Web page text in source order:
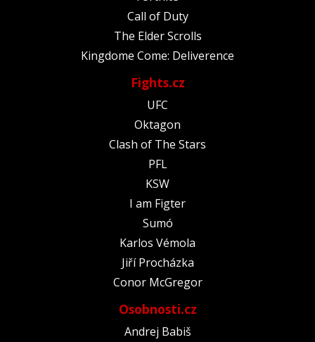
Call of Duty
The Elder Scrolls
Kingdome Come: Deliverence
Fights.cz
UFC
Oktagon
Clash of The Stars
PFL
KSW
I am Figter
Sumó
Karlos Vémola
Jiří Procházka
Conor McGregor
Osobnosti.cz
Andrej Babiš